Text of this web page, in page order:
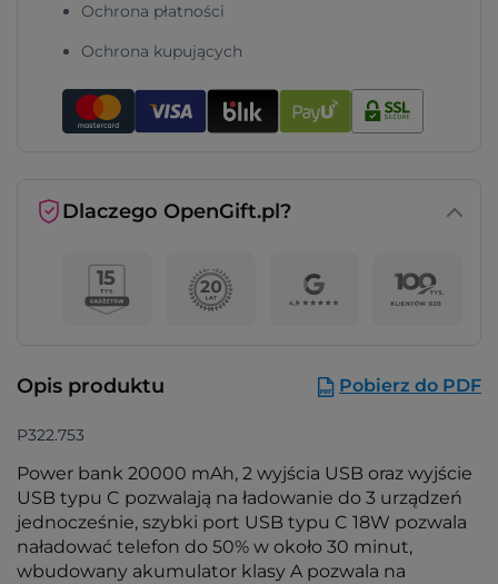
Ochrona płatności
Ochrona kupujących
Dlaczego OpenGift.pl?
Opis produktu Pobierz do PDF
P322.753
Power bank 20000 mAh, 2 wyjścia USB oraz wyjście
USB typu C pozwalają na ładowanie do 3 urządzeń
jednocześnie, szybki port USB typu C 18W pozwala
naładować telefon do 50% w około 30 minut,
wbudowany akumulator klasy A pozwala na